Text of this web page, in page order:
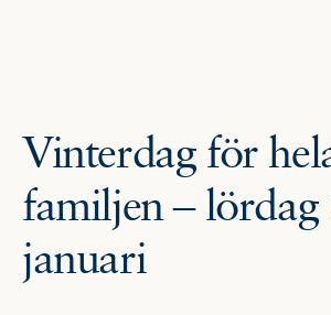
Vinterdag för
familjen – lördag
januari